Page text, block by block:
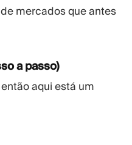
mercados que antes
a passo)
aqui está um